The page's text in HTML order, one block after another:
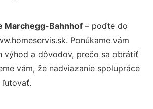
Marchegg-Bahnhof – poďte do
Ponúkame vám
výhod a dôvodov, prečo sa obrátiť
vám, že nadviazanie spolupráce
ľutovať.